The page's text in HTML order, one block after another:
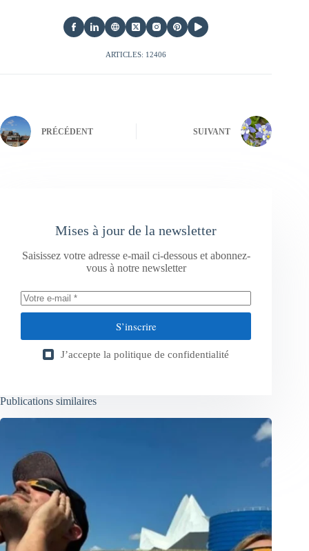
ARTICLES: 12406
PRÉCÉDENT SUIVANT
Mises à jour de la newsletter
Saisissez votre adresse e-mail ci-dessous et abonnez-
vous à notre newsletter
S’inscrire
J’accepte la politique de confidentialité
Publications similaires